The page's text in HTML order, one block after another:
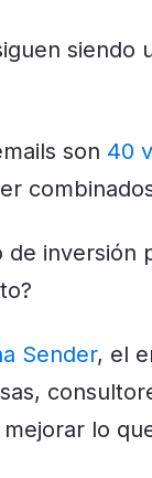
siendo
son 40
inversión
Sender, el
lo